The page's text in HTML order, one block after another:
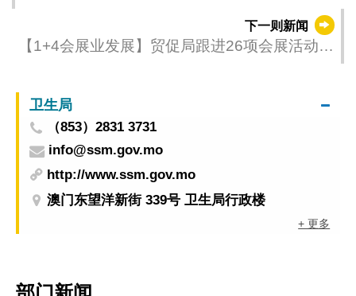
下一则新闻
【1+4会展业发展】贸促局跟进26项会展活动5
卫生局
（853）2831 3731
info@ssm.gov.mo
http://www.ssm.gov.mo
澳门东望洋新街 339号 卫生局行政楼
+ 更多